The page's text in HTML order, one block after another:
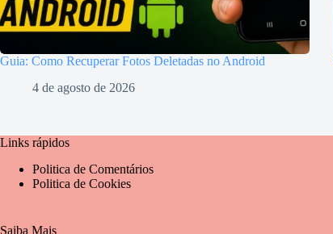
Guia: Como Recuperar Fotos Deletadas no Android
4 de agosto de 2026
Links rápidos
Politica de Comentários
Politica de Cookies
Saiba Mais